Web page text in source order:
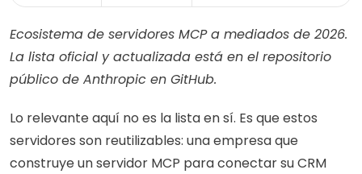
Ecosistema de servidores MCP a mediados de 2026.
La lista oficial y actualizada está en el repositorio
público de Anthropic en GitHub.
Lo relevante aquí no es la lista en sí. Es que estos
servidores son reutilizables: una empresa que
construye un servidor MCP para conectar su CRM